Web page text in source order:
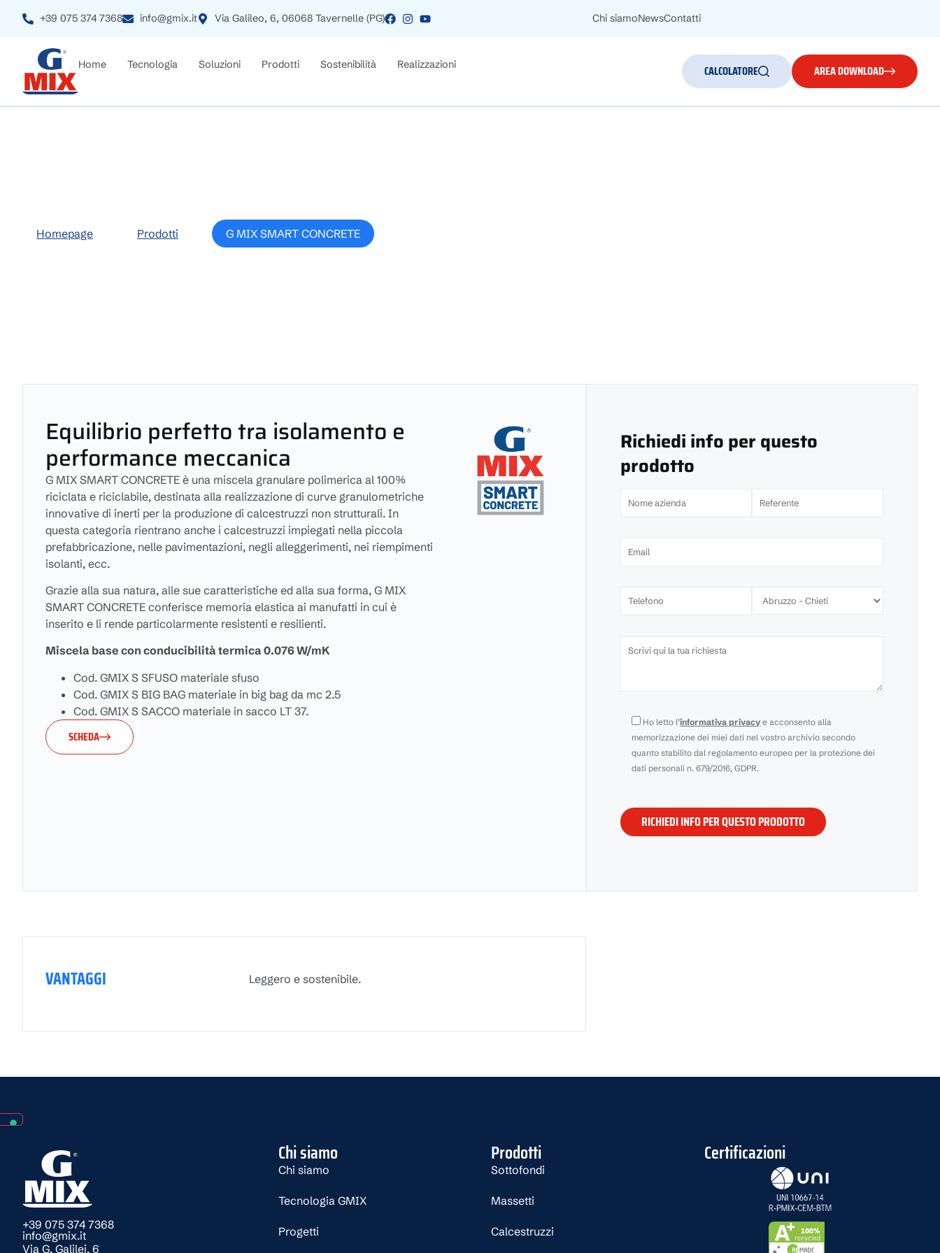
+39 075 374 7368 info@gmix.it Via Galileo, 6, 06068 Tavernelle (PG) Chi siamoNewsContatti
Home Tecnologia Soluzioni Prodotti Sostenibilità Realizzazioni AREA DOWNLOAD
CALCOLATORE
Homepage Prodotti G MIX SMART CONCRETE
Equilibrio perfetto tra isolamento e
performance meccanica
G MIX SMART CONCRETE è una miscela granulare polimerica al 100%
riciclata e riciclabile, destinata alla realizzazione di curve granulometriche
innovative di inerti per la produzione di calcestruzzi non strutturali. In
questa categoria rientrano anche i calcestruzzi impiegati nella piccola
prefabbricazione, nelle pavimentazioni, negli alleggerimenti, nei riempimenti
isolanti, ecc.
Grazie alla sua natura, alle sue caratteristiche ed alla sua forma, G MIX
SMART CONCRETE conferisce memoria elastica ai manufatti in cui è
inserito e li rende particolarmente resistenti e resilienti.
Miscela base con conducibilità termica 0.076 W/mK
Cod. GMIX S SFUSO materiale sfuso
Cod. GMIX S BIG BAG materiale in big bag da mc 2.5
Cod. GMIX S SACCO materiale in sacco LT 37.
SCHEDA
Richiedi info per questo
prodotto
Ho letto l’informativa privacy e acconsento alla
memorizzazione dei miei dati nel vostro archivio secondo
quanto stabilito dal regolamento europeo per la protezione dei
dati personali n. 679/2016, GDPR.
di
lasciare
vuoto
VANTAGGI Leggero e sostenibile.
+39 075 374 7368
info@gmix.it
Via G. Galilei, 6
Chi siamo
Chi siamo
Tecnologia GMIX
Progetti
Prodotti
Sottofondi
Massetti
Calcestruzzi
Certificazioni